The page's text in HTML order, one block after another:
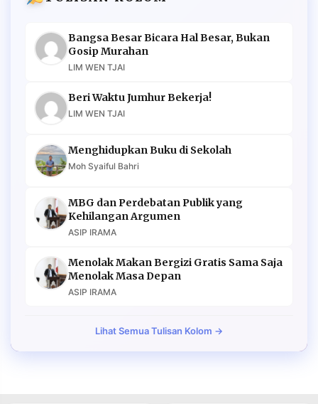
Bangsa Besar Bicara Hal Besar, Bukan
Gosip Murahan
LIM WEN TJAI
Beri Waktu Jumhur Bekerja!
LIM WEN TJAI
Menghidupkan Buku di Sekolah
Moh Syaiful Bahri
MBG dan Perdebatan Publik yang
Kehilangan Argumen
ASIP IRAMA
Menolak Makan Bergizi Gratis Sama Saja
Menolak Masa Depan
ASIP IRAMA
Lihat Semua Tulisan Kolom →